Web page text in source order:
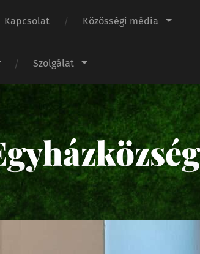
Kapcsolat Közösségi média
Szolgálat